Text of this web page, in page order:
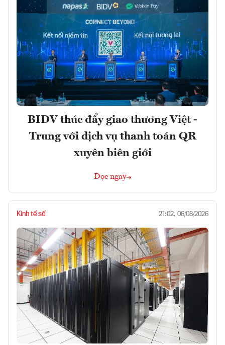
BIDV thúc đẩy giao thương Việt -
Trung với dịch vụ thanh toán QR
xuyên biên giới
Đọc ngay
Kinh tế số 21:02, 06/08/2026